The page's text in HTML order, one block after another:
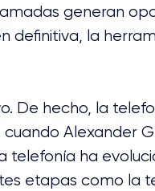
generan
definitiva, la
De hecho, la
Alexander
telefonía ha
etapas como la